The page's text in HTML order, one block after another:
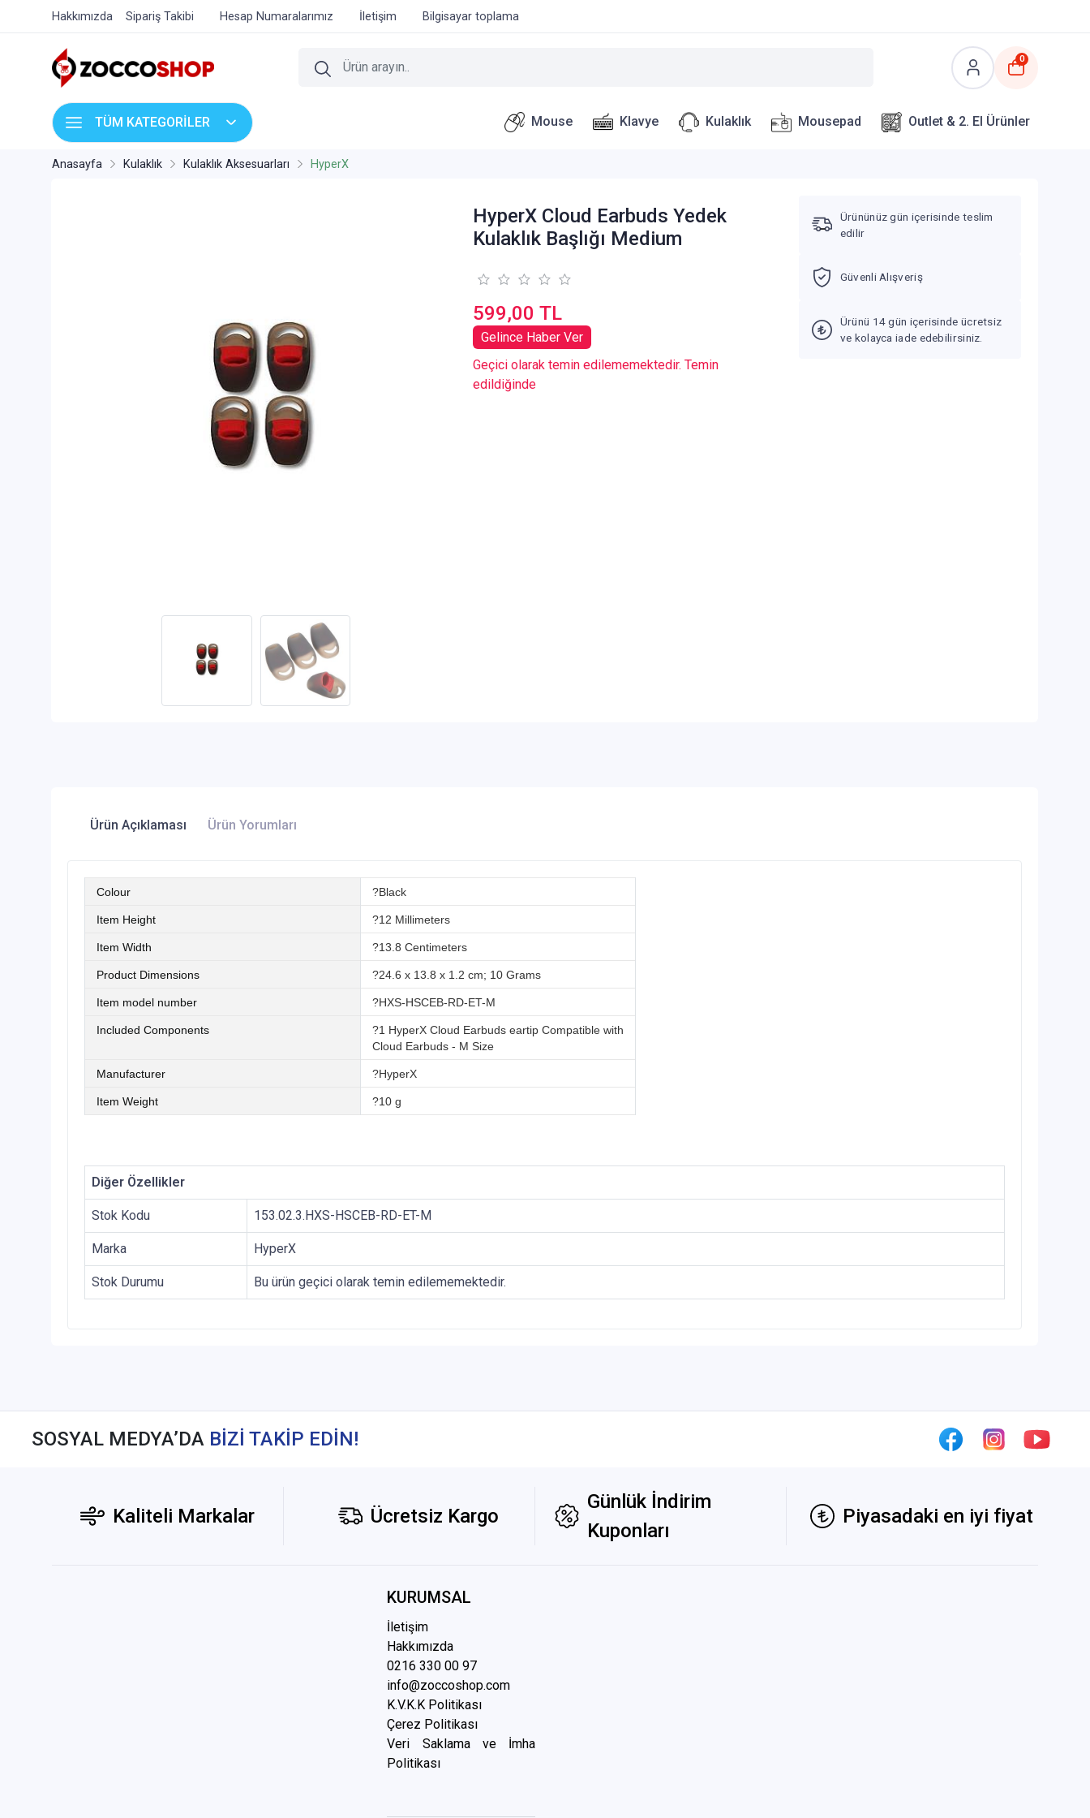
Hakkımızda Sipariş Takibi Hesap Numaralarımız İletişim Bilgisayar toplama
0
TÜM KATEGORİLER Mouse Klavye Kulaklık Mousepad Outlet & 2. El Ürünler
Anasayfa Kulaklık Kulaklık Aksesuarları HyperX
HyperX Cloud Earbuds Yedek
Kulaklık Başlığı Medium
599,00 TL
Gelince Haber Ver
Geçici olarak temin edilememektedir. Temin
edildiğinde
Ürününüz gün içerisinde teslim
edilir
Güvenli Alışveriş
Ürünü 14 gün içerisinde ücretsiz
ve kolayca iade edebilirsiniz.
Ürün Açıklaması Ürün Yorumları
Colour ?Black
Item Height ?12 Millimeters
Item Width ?13.8 Centimeters
Product Dimensions ?24.6 x 13.8 x 1.2 cm; 10 Grams
Item model number ?HXS-HSCEB-RD-ET-M
Included Components
?1 HyperX Cloud Earbuds eartip Compatible with
Cloud Earbuds - M Size
Manufacturer ?HyperX
Item Weight ?10 g
Diğer Özellikler
Stok Kodu 153.02.3.HXS-HSCEB-RD-ET-M
Marka HyperX
Stok Durumu Bu ürün geçici olarak temin edilememektedir.
SOSYAL MEDYA’DA BİZİ TAKİP EDİN!
Kaliteli Markalar Ücretsiz Kargo
Günlük İndirim
Kuponları
Piyasadaki en iyi fiyat
KURUMSAL
İletişim
Hakkımızda
0216 330 00 97
info@zoccoshop.com
K.V.K.K Politikası
Çerez Politikası
Veri Saklama ve İmha
Politikası